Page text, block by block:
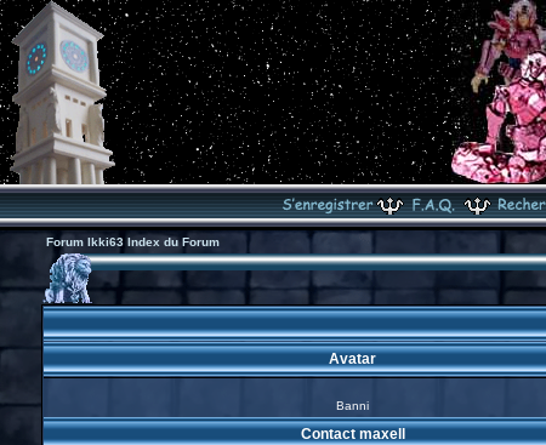
Forum Ikki63 Index du Forum
Avatar
Banni
Contact maxell